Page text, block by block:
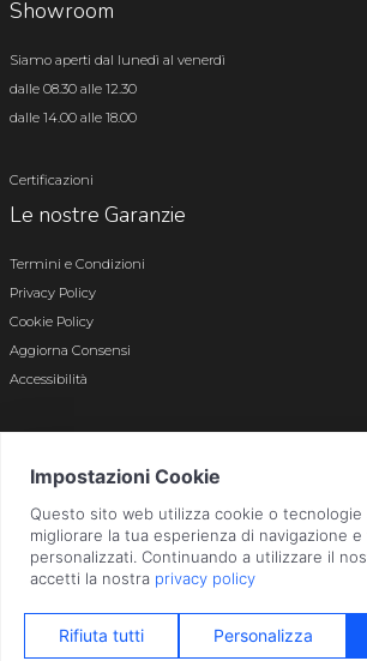
Showroom
Siamo aperti dal lunedì al venerdì
dalle 08.30 alle 12.30
dalle 14.00 alle 18.00
Certificazioni
Le nostre Garanzie
Termini e Condizioni
Privacy Policy
Cookie Policy
Aggiorna Consensi
Accessibilità
Bergamo n. 01496180165 · Capitale Sociale